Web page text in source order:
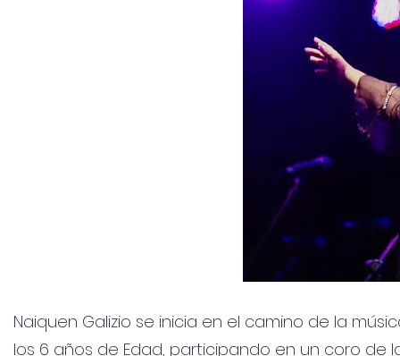
Naiquen Galizio se inicia en el camino de la
los 6 años de Edad, participando en un coro de